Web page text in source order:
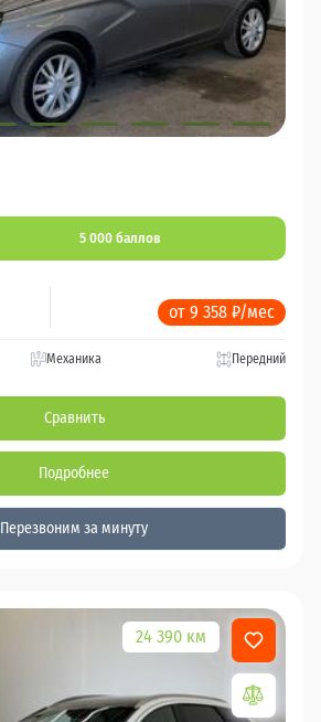
5 000 баллов
от 9 358 ₽/мес
Механика Передний
Сравнить
Подробнее
Перезвоним за минуту
24 390 км